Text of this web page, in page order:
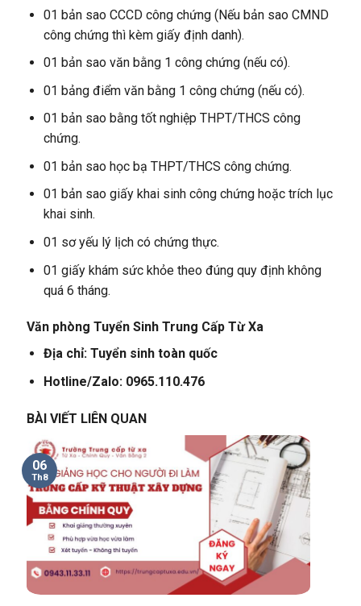
01 bản sao CCCD công chứng (Nếu bản sao CMND
công chứng thì kèm giấy định danh).
01 bản sao văn bằng 1 công chứng (nếu có).
01 bảng điểm văn bằng 1 công chứng (nếu có).
01 bản sao bằng tốt nghiệp THPT/THCS công
chứng.
01 bản sao học bạ THPT/THCS công chứng.
01 bản sao giấy khai sinh công chứng hoặc trích lục
khai sinh.
01 sơ yếu lý lịch có chứng thực.
01 giấy khám sức khỏe theo đúng quy định không
quá 6 tháng.
Văn phòng Tuyển Sinh Trung Cấp Từ Xa
Địa chỉ: Tuyển sinh toàn quốc
Hotline/Zalo: 0965.110.476
BÀI VIẾT LIÊN QUAN
06
Th8